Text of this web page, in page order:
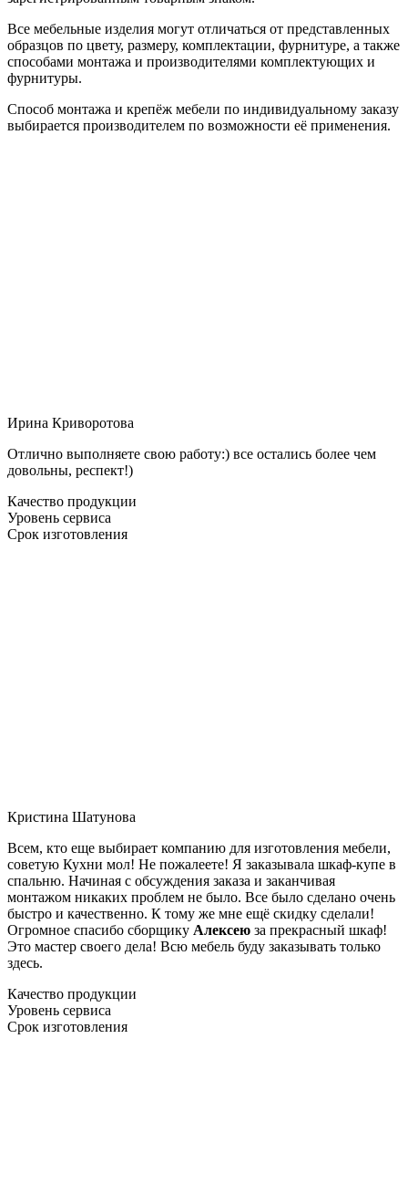
Все мебельные изделия могут отличаться от представленных
образцов по цвету, размеру, комплектации, фурнитуре, а также
способами монтажа и производителями комплектующих и
фурнитуры.
Способ монтажа и крепёж мебели по индивидуальному заказу
выбирается производителем по возможности её применения.
Ирина Криворотова
Отлично выполняете свою работу:) все остались более чем
довольны, респект!)
Качество продукции
Уровень сервиса
Срок изготовления
Кристина Шатунова
Всем, кто еще выбирает компанию для изготовления мебели,
советую Кухни мол! Не пожалеете! Я заказывала шкаф-купе в
спальню. Начиная с обсуждения заказа и заканчивая
монтажом никаких проблем не было. Все было сделано очень
быстро и качественно. К тому же мне ещё скидку сделали!
Огромное спасибо сборщику Алексею за прекрасный шкаф!
Это мастер своего дела! Всю мебель буду заказывать только
здесь.
Качество продукции
Уровень сервиса
Срок изготовления